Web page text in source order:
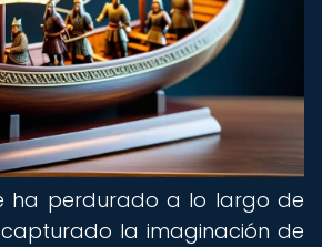
ha perdurado a lo largo de
la imaginación de